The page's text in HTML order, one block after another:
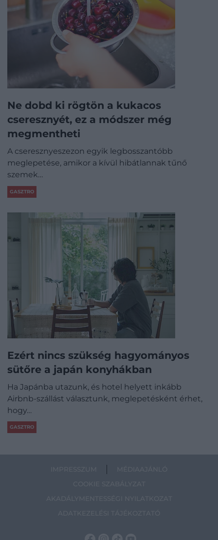
Ne dobd ki rögtön a kukacos
cseresznyét, ez a módszer még
megmentheti
A cseresznyeszezon egyik legbosszantóbb
meglepetése, amikor a kívül hibátlannak tűnő
szemek…
GASZTRO
Ezért nincs szükség hagyományos
sütőre a japán konyhákban
Ha Japánba utazunk, és hotel helyett inkább
Airbnb-szállást választunk, meglepetésként érhet,
hogy…
GASZTRO